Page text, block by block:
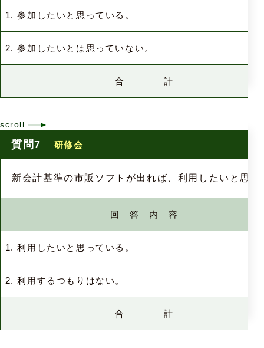
1. 参加したいと思っている。
2. 参加したいとは思っていない。
合 計
質問7 研修会
新会計基準の市販ソフトが出れば、利用したいと思っ
回 答 内 容
1. 利用したいと思っている。
2. 利用するつもりはない。
合 計